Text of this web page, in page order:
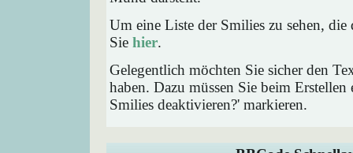
Um eine Liste der Smilies zu sehen,
Sie hier.
Gelegentlich möchten Sie sicher den
haben. Dazu müssen Sie beim
Smilies deaktivieren?' markieren.